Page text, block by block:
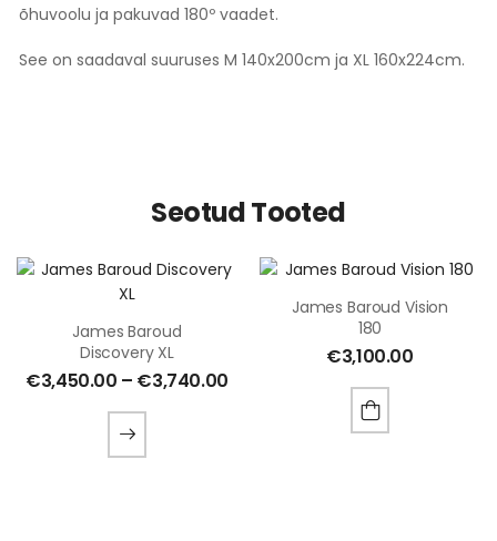
õhuvoolu ja pakuvad 180º vaadet.
See on saadaval suuruses M 140x200cm ja XL 160x224cm.
Seotud Tooted
James Baroud
Discovery XL
€3,450.00 – €3,740.00
James Baroud Vision
180
€3,100.00